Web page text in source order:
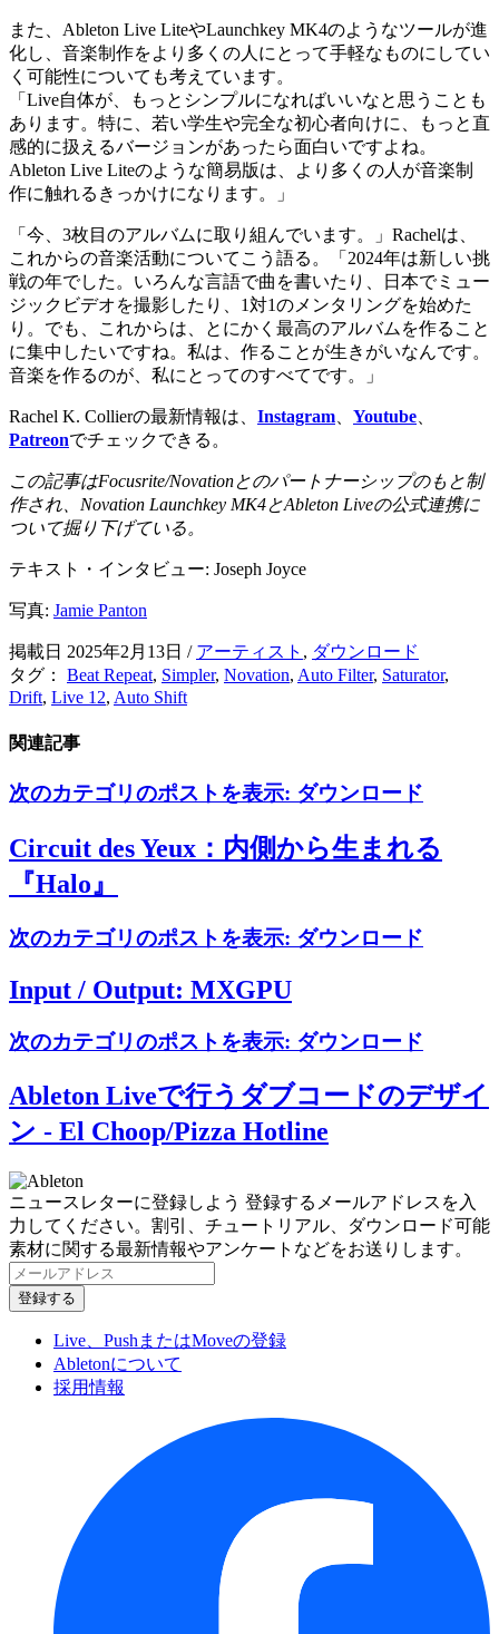
また、Ableton Live LiteやLaunchkey MK4のようなツールが進
化し、音楽制作をより多くの人にとって手軽なものにしてい
く可能性についても考えています。
「Live自体が、もっとシンプルになればいいなと思うことも
あります。特に、若い学生や完全な初心者向けに、もっと直
感的に扱えるバージョンがあったら面白いですよね。
Ableton Live Liteのような簡易版は、より多くの人が音楽制
作に触れるきっかけになります。」
「今、3枚目のアルバムに取り組んでいます。」Rachelは、
これからの音楽活動についてこう語る。「2024年は新しい挑
戦の年でした。いろんな言語で曲を書いたり、日本でミュー
ジックビデオを撮影したり、1対1のメンタリングを始めた
り。でも、これからは、とにかく最高のアルバムを作ること
に集中したいですね。私は、作ることが生きがいなんです。
音楽を作るのが、私にとってのすべてです。」
Rachel K. Collierの最新情報は、 Instagram、 Youtube、
Patreonでチェックできる。
この記事はFocusrite/Novationとのパートナーシップのもと制
作され、Novation Launchkey MK4とAbleton Liveの公式連携に
ついて掘り下げている。
テキスト・インタビュー: Joseph Joyce
写真: Jamie Panton
掲載日 2025年2月13日 / アーティスト , ダウンロード
タグ： Beat Repeat, Simpler, Novation, Auto Filter, Saturator,
Drift, Live 12, Auto Shift
関連記事
次のカテゴリのポストを表示: ダウンロード
Circuit des Yeux：内側から生まれる
『Halo』
次のカテゴリのポストを表示: ダウンロード
Input / Output: MXGPU
次のカテゴリのポストを表示: ダウンロード
Ableton Liveで行うダブコードのデザイ
ン - El Choop/Pizza Hotline
ニュースレターに登録しよう 登録するメールアドレスを入
力してください。割引、チュートリアル、ダウンロード可能
素材に関する最新情報やアンケートなどをお送りします。
Live、PushまたはMoveの登録
Abletonについて
採用情報